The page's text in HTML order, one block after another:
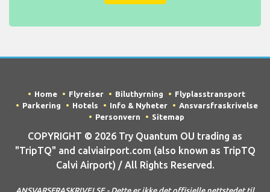
Home Flyreiser Biluthyrning
Flyplasstransport
Parkering
Hotels Info & Nyheter
Ansvarsfraskrivelse
Personvern
Sitemap
COPYRIGHT © 2026 Try Quantum OU trading as
"TripTQ" and calviairport.com (also known as TripTQ
Calvi Airport) / All Rights Reserved.
ANSVARSFRASKRIVELSE - Dette er ikke det offisielle nettstedet til